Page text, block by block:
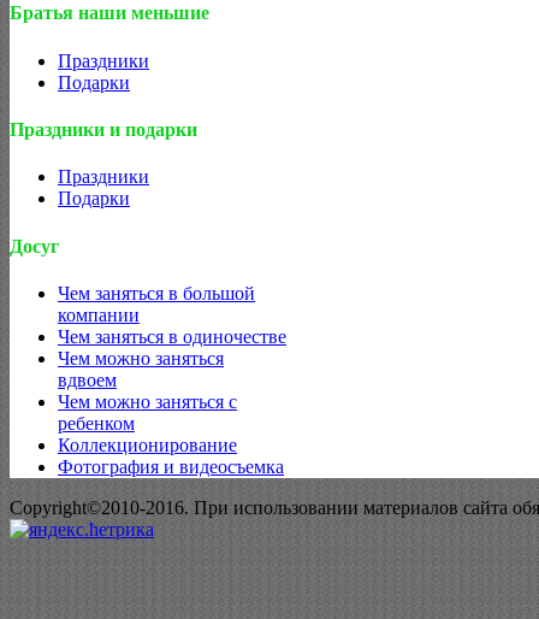
Братья наши меньшие
Праздники
Подарки
Праздники и подарки
Праздники
Подарки
Досуг
Чем заняться в большой
компании
Чем заняться в одиночестве
Чем можно заняться
вдвоем
Чем можно заняться с
ребенком
Коллекционирование
Фотография и видеосъемка
Copyright©2010-2016. При использовании материалов сайта